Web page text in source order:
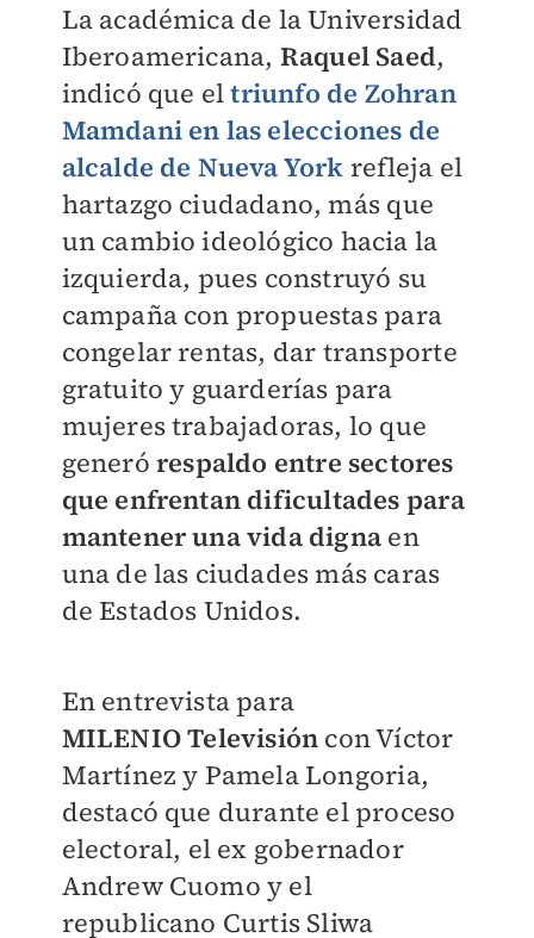
La académica de la Universidad
Iberoamericana, Raquel Saed,
indicó que eltriunfo de Zohran
Mamdani en las elecciones de
alcalde de Nueva York refleja el
hartazgo ciudadano, más que
un cambio ideológico hacia la
izquierda, pues construyó su
campaña con propuestas para
congelar rentas, dar transporte
gratuito y guarderías para
mujeres trabajadoras, lo que
generó respaldo entre sectores
que enfrentan dificultades para
mantener una vida digna en
una de las ciudades más caras
de Estados Unidos.
En entrevista para
MILENIOTelevisión con Víctor
Martínez y Pamela Longoria,
destacó que durante el proceso
electoral, el ex gobernador
Andrew Cuomo y el
republicano Curtis Sliwa